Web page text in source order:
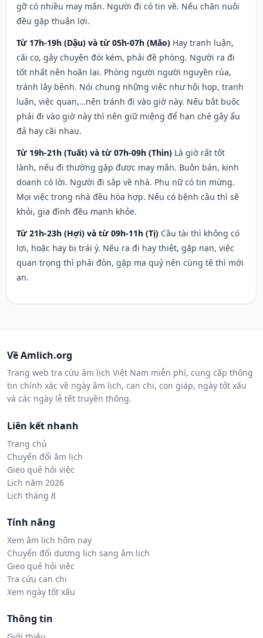
gỡ có nhiều may mắn. Người đi có tin về. Nếu chăn nuôi
đều gặp thuận lợi.
Từ 17h-19h (Dậu) và từ 05h-07h (Mão) Hay tranh luận,
cãi cọ, gây chuyện đói kém, phải đề phòng. Người ra đi
tốt nhất nên hoãn lại. Phòng người người nguyền rủa,
tránh lây bệnh. Nói chung những việc như hội họp, tranh
luận, việc quan,…nên tránh đi vào giờ này. Nếu bắt buộc
phải đi vào giờ này thì nên giữ miệng để hạn ché gây ẩu
đả hay cãi nhau.
Từ 19h-21h (Tuất) và từ 07h-09h (Thìn) Là giờ rất tốt
lành, nếu đi thường gặp được may mắn. Buôn bán, kinh
doanh có lời. Người đi sắp về nhà. Phụ nữ có tin mừng.
Mọi việc trong nhà đều hòa hợp. Nếu có bệnh cầu thì sẽ
khỏi, gia đình đều mạnh khỏe.
Từ 21h-23h (Hợi) và từ 09h-11h (Tị) Cầu tài thì không có
lợi, hoặc hay bị trái ý. Nếu ra đi hay thiệt, gặp nạn, việc
quan trọng thì phải đòn, gặp ma quỷ nên cúng tế thì mới
an.
Về Amlich.org
Trang web tra cứu âm lịch Việt Nam miễn phí, cung cấp thông
tin chính xác về ngày âm lịch, can chi, con giáp, ngày tốt xấu
và các ngày lễ tết truyền thống.
Liên kết nhanh
Trang chủ
Chuyển đổi âm lịch
Gieo quẻ hỏi việc
Lịch năm 2026
Lịch tháng 8
Tính năng
Xem âm lịch hôm nay
Chuyển đổi dương lịch sang âm lịch
Gieo quẻ hỏi việc
Tra cứu can chi
Xem ngày tốt xấu
Thông tin